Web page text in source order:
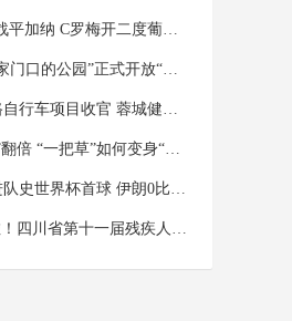
英格兰0-0战平加纳 C罗梅开二度葡萄牙5球大胜
成都两座“家门口的公园”正式开放“扫码飞”
省运会公路自行车项目收官 蓉城健儿斩获两金两铜
端午“身价”翻倍 “一把草”如何变身“国潮花束”？
佛得角打进队史世界杯首球 伊朗0比0逼平10人比利时 西班牙4比0沙特，18岁亚马尔首球
“奔奔”来啦！四川省第十一届残疾人运动会暨第六届特殊奥林匹克运动会标志标识正式发布